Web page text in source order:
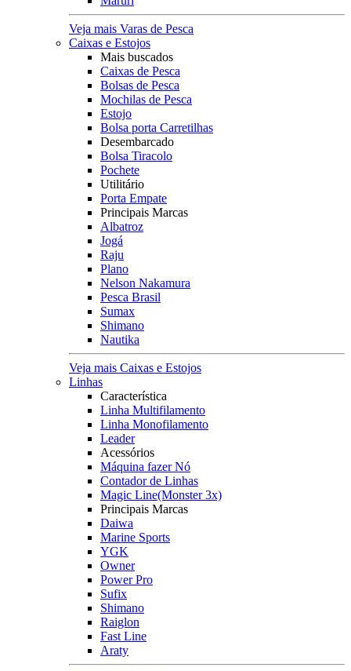
Veja mais Varas de Pesca
Caixas e Estojos
Mais buscados
Caixas de Pesca
Bolsas de Pesca
Mochilas de Pesca
Estojo
Bolsa porta Carretilhas
Desembarcado
Bolsa Tiracolo
Pochete
Utilitário
Porta Empate
Principais Marcas
Albatroz
Jogá
Raju
Plano
Nelson Nakamura
Pesca Brasil
Sumax
Shimano
Nautika
Veja mais Caixas e Estojos
Linhas
Característica
Linha Multifilamento
Linha Monofilamento
Leader
Acessórios
Máquina fazer Nó
Contador de Linhas
Magic Line(Monster 3x)
Principais Marcas
Daiwa
Marine Sports
YGK
Owner
Power Pro
Sufix
Shimano
Raiglon
Fast Line
Araty